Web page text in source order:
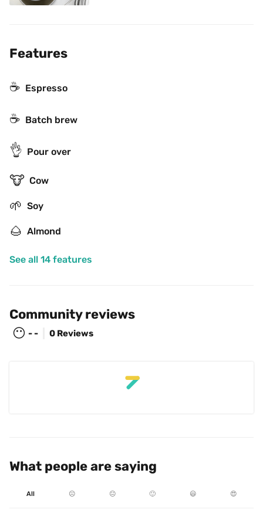
Features
☕ Espresso
☕️ Batch brew
👌 Pour over
🐮 Cow
🌱 Soy
🌰 Almond
See all 14 features
Community reviews
😶 - - 0 Reviews
What people are saying
All ☹️ 😐 🙂 😃 😍